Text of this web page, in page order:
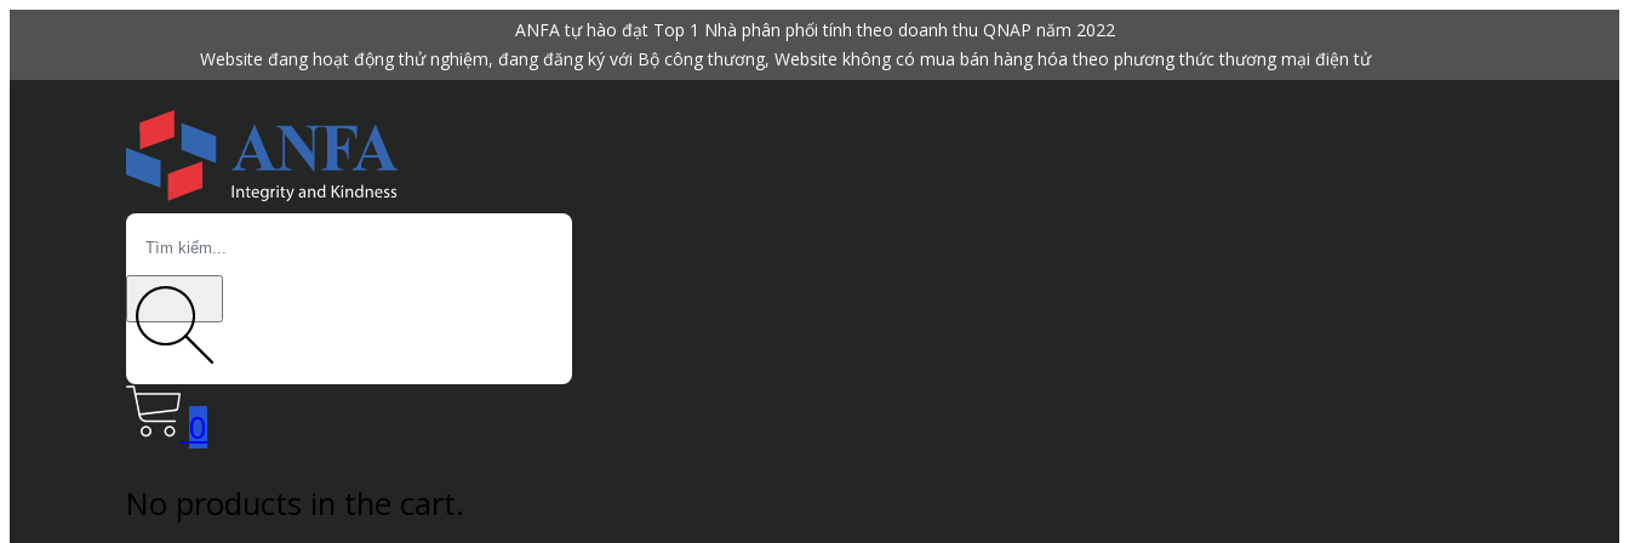
ANFA tự hào đạt Top 1 Nhà phân phối tính theo doanh thu QNAP năm 2022
Website đang hoạt động thử nghiệm, đang đăng ký với Bộ công thương, Website không có mua bán hàng hóa theo phương thức thương mại điện tử
Search
0
No products in the cart.